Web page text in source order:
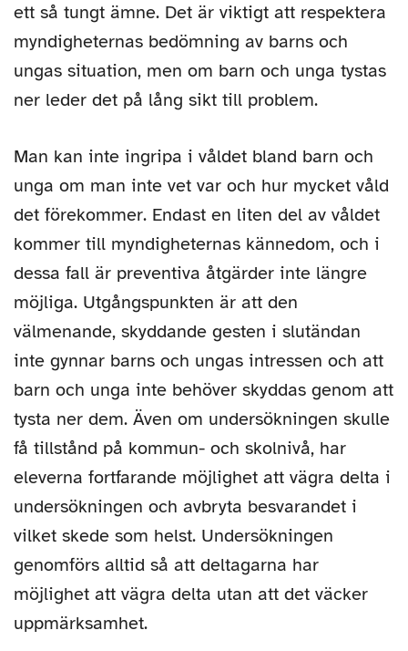
ett så tungt ämne. Det är viktigt att respektera
myndigheternas bedömning av barns och
ungas situation, men om barn och unga tystas
ner leder det på lång sikt till problem.
Man kan inte ingripa i våldet bland barn och
unga om man inte vet var och hur mycket våld
det förekommer. Endast en liten del av våldet
kommer till myndigheternas kännedom, och i
dessa fall är preventiva åtgärder inte längre
möjliga. Utgångspunkten är att den
välmenande, skyddande gesten i slutändan
inte gynnar barns och ungas intressen och att
barn och unga inte behöver skyddas genom att
tysta ner dem. Även om undersökningen skulle
få tillstånd på kommun- och skolnivå, har
eleverna fortfarande möjlighet att vägra delta i
undersökningen och avbryta besvarandet i
vilket skede som helst. Undersökningen
genomförs alltid så att deltagarna har
möjlighet att vägra delta utan att det väcker
uppmärksamhet.